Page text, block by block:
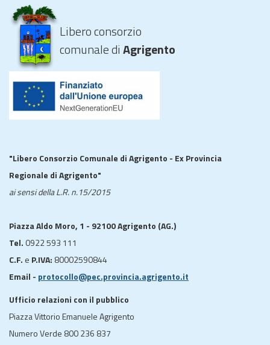
Libero consorzio
comunale diAgrigento
"Libero Consorzio Comunale di Agrigento - Ex Provincia
Regionale di Agrigento"
ai sensi della L.R. n.15/2015
Piazza Aldo Moro, 1 - 92100 Agrigento (AG.)
Tel. 0922 593 111
C.F. e P.IVA: 80002590844
Email - protocollo@pec.provincia.agrigento.it
Ufficio relazioni con il pubblico
Piazza Vittorio Emanuele Agrigento
Numero Verde 800 236 837